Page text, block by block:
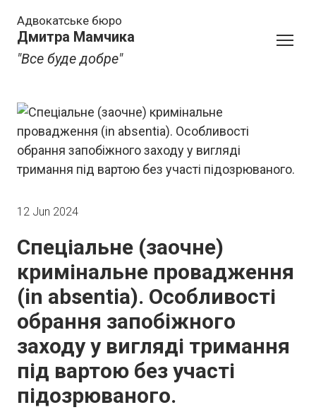
Адвокатське бюро
Дмитра Мамчика
"Все буде добре"
12 Jun 2024
Спеціальне (заочне)
кримінальне провадження
(in absentia). Особливості
обрання запобіжного
заходу у вигляді тримання
під вартою без участі
підозрюваного.